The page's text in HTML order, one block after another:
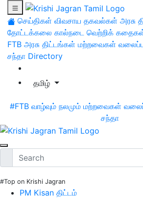
செய்திகள் விவசாய தகவல்கள் அரசு
தோட்டக்கலை கால்நடை வெற்றிக்
FTB அரசு திட்டங்கள் மற்றவைகள்
சந்தா Directory
தமிழ்
#FTB வாழ்வும் நலமும் மற்றவைகள்
சந்தா
#Top on Krishi Jagran
PM Kisan திட்டம்